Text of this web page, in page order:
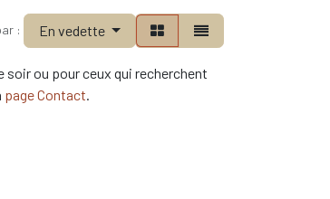
: En vedette
ou pour ceux qui recherchent
page Contact.